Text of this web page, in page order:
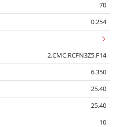
70
0.254
2.CMC.RCFN3Z5.F14
6.350
25.40
25.40
10